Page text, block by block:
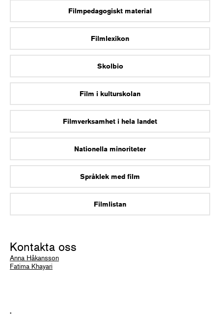
Filmpedagogiskt material
Filmlexikon
Skolbio
Film i kulturskolan
Filmverksamhet i hela landet
Nationella minoriteter
Språklek med film
Filmlistan
Kontakta oss
Anna Håkansson
Fatima Khayari
.